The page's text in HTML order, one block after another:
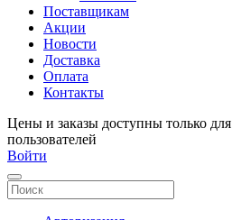
Поставщикам
Акции
Новости
Доставка
Оплата
Контакты
Цены и заказы доступны только
пользователей
Войти